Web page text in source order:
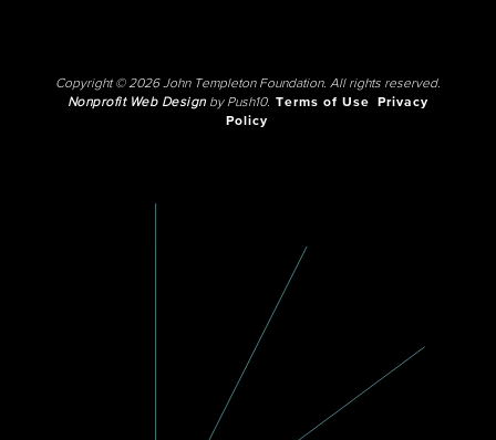
Copyright © 2026 John Templeton Foundation. All rights reserved.
Nonprofit Web Designby Push10. Terms of Use
Privacy
Policy